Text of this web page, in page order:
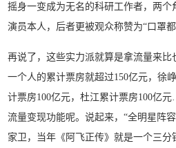
摇身一变成为无名的科研工作者，两
演员本人，后者更被观众称赞为“口罩都
再说了，这些实力派就算是拿流量来
一个人的累计票房就超过150亿元，徐
计票房100亿元，杜江累计票房100亿
流量变现功能呢。说起来，“全明星阵
家卫，当年《阿飞正传》就是一个三分